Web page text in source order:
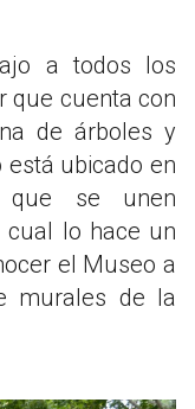
a todos los
que cuenta con
de árboles y
ubicado en
que se unen
lo hace un
el Museo a
murales de la